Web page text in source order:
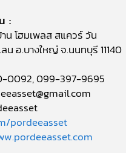
:
น โฮมเพลส สแควร์ วัน
น อ.บางใหญ่ จ.นนทบุรี 11140
0092, 099-397-9695
pordeeasset